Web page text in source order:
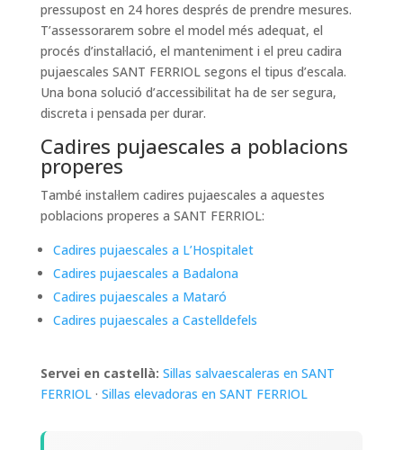
pressupost en 24 hores després de prendre mesures.
T’assessorarem sobre el model més adequat, el
procés d’instal·lació, el manteniment i el preu cadira
pujaescales SANT FERRIOL segons el tipus d’escala.
Una bona solució d’accessibilitat ha de ser segura,
discreta i pensada per durar.
Cadires pujaescales a poblacions
properes
També instal·lem cadires pujaescales a aquestes
poblacions properes a SANT FERRIOL:
Cadires pujaescales a L’Hospitalet
Cadires pujaescales a Badalona
Cadires pujaescales a Mataró
Cadires pujaescales a Castelldefels
Servei en castellà: Sillas salvaescaleras en SANT
FERRIOL· Sillas elevadoras en SANT FERRIOL